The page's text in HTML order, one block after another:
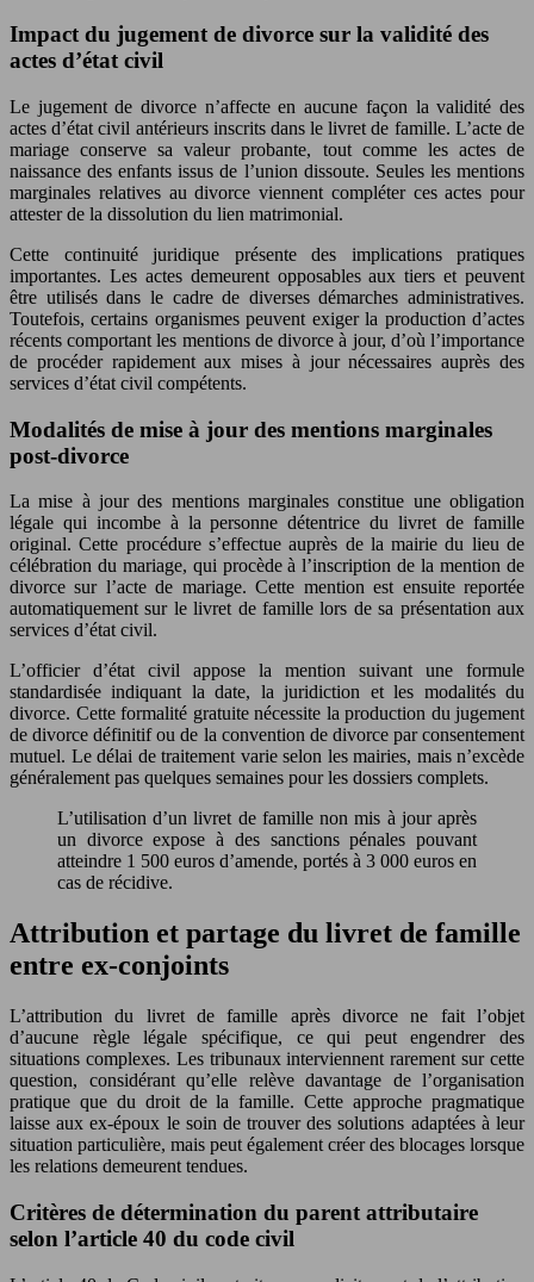
Impact du jugement de divorce sur la validité des
actes d’état civil
Le jugement de divorce n’affecte en aucune façon la validité des
actes d’état civil antérieurs inscrits dans le livret de famille. L’acte de
mariage conserve sa valeur probante, tout comme les actes de
naissance des enfants issus de l’union dissoute. Seules les mentions
marginales relatives au divorce viennent compléter ces actes pour
attester de la dissolution du lien matrimonial.
Cette continuité juridique présente des implications pratiques
importantes. Les actes demeurent opposables aux tiers et peuvent
être utilisés dans le cadre de diverses démarches administratives.
Toutefois, certains organismes peuvent exiger la production d’actes
récents comportant les mentions de divorce à jour, d’où l’importance
de procéder rapidement aux mises à jour nécessaires auprès des
services d’état civil compétents.
Modalités de mise à jour des mentions marginales
post-divorce
La mise à jour des mentions marginales constitue une obligation
légale qui incombe à la personne détentrice du livret de famille
original. Cette procédure s’effectue auprès de la mairie du lieu de
célébration du mariage, qui procède à l’inscription de la mention de
divorce sur l’acte de mariage. Cette mention est ensuite reportée
automatiquement sur le livret de famille lors de sa présentation aux
services d’état civil.
L’officier d’état civil appose la mention suivant une formule
standardisée indiquant la date, la juridiction et les modalités du
divorce. Cette formalité gratuite nécessite la production du jugement
de divorce définitif ou de la convention de divorce par consentement
mutuel. Le délai de traitement varie selon les mairies, mais n’excède
généralement pas quelques semaines pour les dossiers complets.
L’utilisation d’un livret de famille non mis à jour après
un divorce expose à des sanctions pénales pouvant
atteindre 1 500 euros d’amende, portés à 3 000 euros en
cas de récidive.
Attribution et partage du livret de famille
entre ex-conjoints
L’attribution du livret de famille après divorce ne fait l’objet
d’aucune règle légale spécifique, ce qui peut engendrer des
situations complexes. Les tribunaux interviennent rarement sur cette
question, considérant qu’elle relève davantage de l’organisation
pratique que du droit de la famille. Cette approche pragmatique
laisse aux ex-époux le soin de trouver des solutions adaptées à leur
situation particulière, mais peut également créer des blocages lorsque
les relations demeurent tendues.
Critères de détermination du parent attributaire
selon l’article 40 du code civil